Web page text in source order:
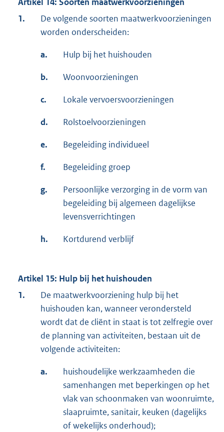
1.
De volgende soorten maatwerkvoorzieningen
worden onderscheiden:
a. Hulp bij het huishouden
b. Woonvoorzieningen
c. Lokale vervoersvoorzieningen
d. Rolstoelvoorzieningen
e. Begeleiding individueel
f. Begeleiding groep
g.
Persoonlijke verzorging in de vorm van
begeleiding bij algemeen dagelijkse
levensverrichtingen
h. Kortdurend verblijf
Artikel 15: Hulp bij het huishouden
1.
De maatwerkvoorziening hulp bij het
huishouden kan, wanneer verondersteld
wordt dat de cliënt in staat is tot zelfregie over
de planning van activiteiten, bestaan uit de
volgende activiteiten:
a.
huishoudelijke werkzaamheden die
samenhangen met beperkingen op het
vlak van schoonmaken van woonruimte,
slaapruimte, sanitair, keuken (dagelijks
of wekelijks onderhoud);